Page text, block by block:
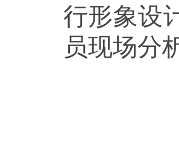
行形象设
员现场分